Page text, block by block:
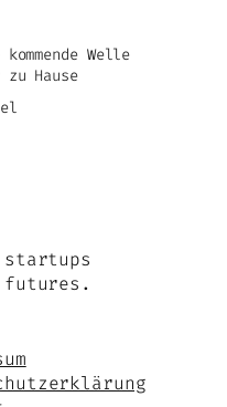
Welle
Hause
startups